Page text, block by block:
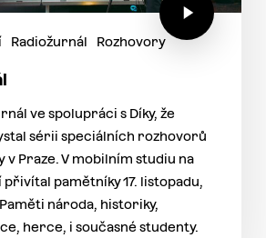
Radiožurnál Rozhovory
ve spolupráci s Díky, že
sérii speciálních rozhovorů
v Praze. V mobilním studiu na
přivítal pamětníky 17. listopadu,
národa, historiky,
herce, i současné studenty.